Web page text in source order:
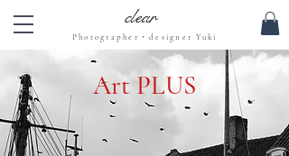
clear
Photographer・designer Yuki
​Art PLUS